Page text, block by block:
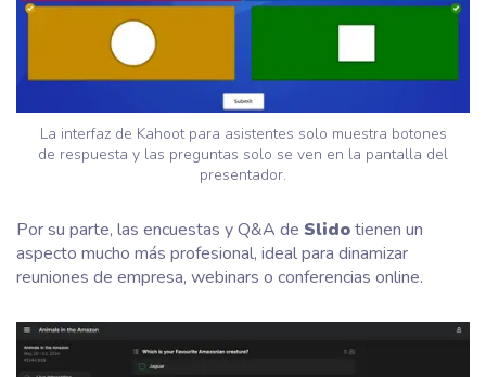
La interfaz de Kahoot para asistentes solo muestra botones
de respuesta y las preguntas solo se ven en la pantalla del
presentador.
Por su parte, las encuestas y Q&A de Slidotienen un
aspecto mucho más profesional, ideal para dinamizar
reuniones de empresa, webinars o conferencias online.